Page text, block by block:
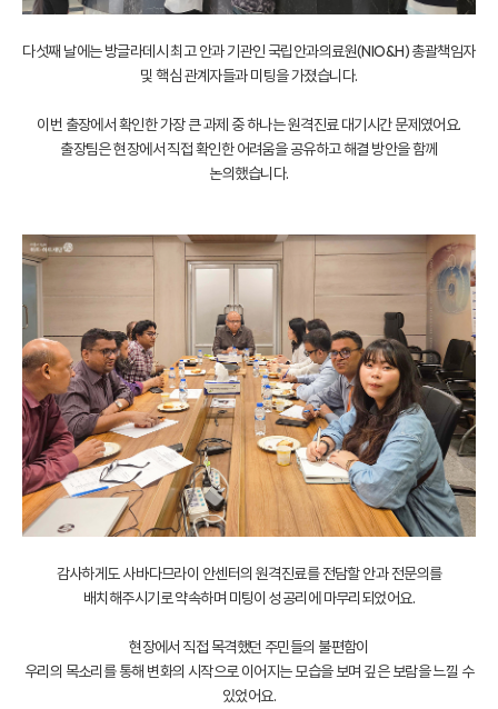
다섯째 날에는 방글라데시 최고 안과 기관인 국립안과의료원(NIO&H) 총괄책임자
및 핵심 관계자들과 미팅을 가졌습니다.
이번 출장에서 확인한 가장 큰 과제 중 하나는 원격진료 대기시간 문제였어요.
출장팀은 현장에서 직접 확인한 어려움을 공유하고 해결 방안을 함께
논의했습니다.
감사하게도 사바·다므라이 안센터의 원격진료를 전담할 안과 전문의를
배치해주시기로 약속하며 미팅이 성공리에 마무리되었어요.
현장에서 직접 목격했던 주민들의 불편함이
우리의 목소리를 통해 변화의 시작으로 이어지는 모습을 보며 깊은 보람을 느낄 수
있었어요.